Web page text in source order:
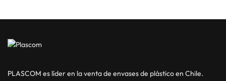
PLASCOM es líder en la venta de envases de plástico en Chile.